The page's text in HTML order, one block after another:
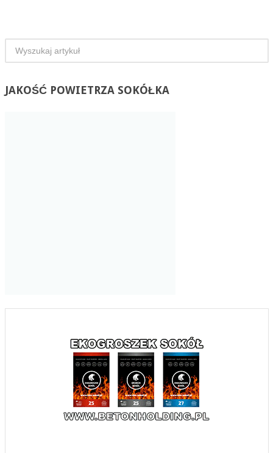
JAKOŚĆPOWIETRZA SOKÓŁKA